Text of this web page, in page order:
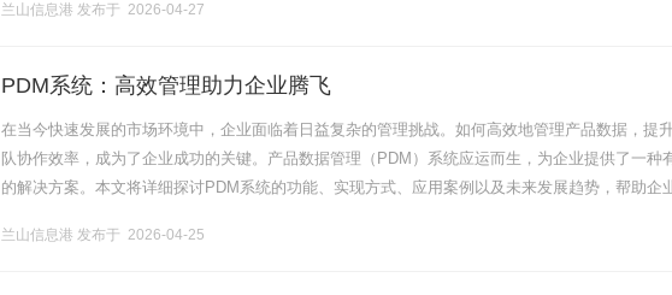
兰山信息港 发布于 2026-04-27
PDM系统：高效管理助力企业腾飞
在当今快速发展的市场环境中，企业面临着日益复杂的管理挑战。如何高效地管理产品数据，提
队协作效率，成为了企业成功的关键。产品数据管理（PDM）系统应运而生，为企业提供了一种
的解决方案。本文将详细探讨PDM系统的功能、实现方式、应用案例以及未来发展趋势，帮助企
兰山信息港 发布于 2026-04-25